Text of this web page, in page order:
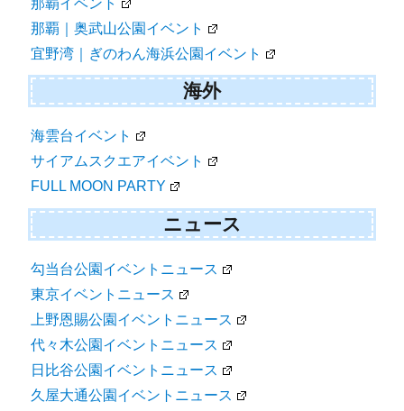
那覇｜奥武山公園イベント
宜野湾｜ぎのわん海浜公園イベント
海外
海雲台イベント
サイアムスクエアイベント
FULL MOON PARTY
ニュース
勾当台公園イベントニュース
東京イベントニュース
上野恩賜公園イベントニュース
代々木公園イベントニュース
日比谷公園イベントニュース
久屋大通公園イベントニュース